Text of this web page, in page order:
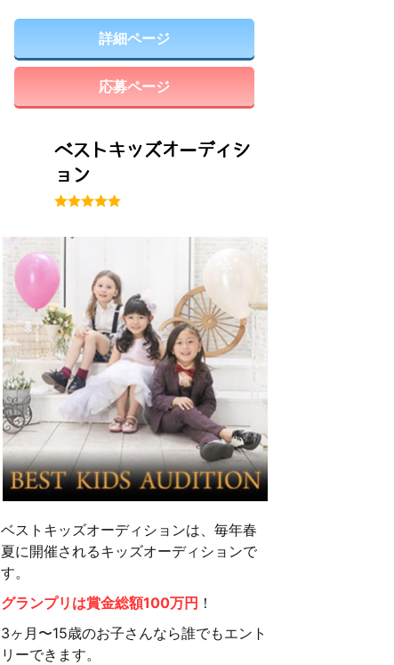
詳細ページ
応募ページ
ベストキッズオーディシ
ョン
ベストキッズオーディションは、毎年春
夏に開催されるキッズオーディションで
す。
グランプリは賞金総額100万円 ！
3ヶ月〜15歳のお子さんなら誰でもエント
リーできます。